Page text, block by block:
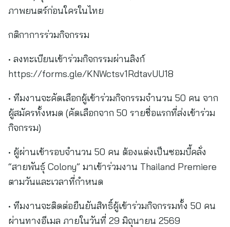
ภาพยนตร์ก่อนใครในไทย
กติกาการร่วมกิจกรรม
• ลงทะเบียนเข้าร่วมกิจกรรมผ่านลิงก์
https://forms.gle/KNWctsv1RdtavUU18
• ทีมงานจะคัดเลือกผู้เข้าร่วมกิจกรรมจำนวน 50 คน จาก
ผู้สมัครทั้งหมด (คัดเลือกจาก 50 รายชื่อแรกที่ส่งเข้าร่วม
กิจกรรม)
• ผู้ผ่านเข้ารอบจำนวน 50 คน ต้องแต่งเป็นซอมบี้คลั่ง
“สายพันธุ์ Colony” มาเข้าร่วมงาน Thailand Premiere
ตามวันและเวลาที่กำหนด
• ทีมงานจะติดต่อยืนยันสิทธิ์ผู้เข้าร่วมกิจกรรมทั้ง 50 คน
ผ่านทางอีเมล ภายในวันที่ 29 มิถุนายน 2569